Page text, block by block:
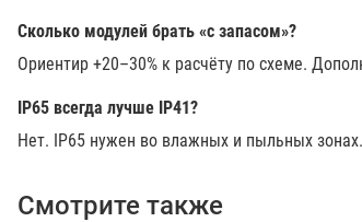
Сколько модулей брать «с запасом»?
Ориентир +20–30% к расчёту по схеме.
IP65 всегда лучше IP41?
Нет. IP65 нужен во влажных и пыльных
Смотрите также